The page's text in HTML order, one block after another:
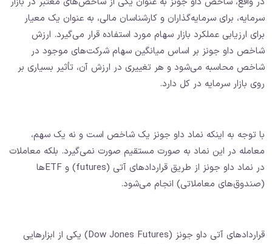
سرمایه، برای سرمایه‌گذاران و کارشناسان مالی، به عنوان یک معیار
برای ارزیابی عملکرد بازار سهام مورد استفاده قرار می‌گیرد. ارزش
شاخص داو جونز بر اساس میانگین سهام شرکت‌های موجود در
شاخص محاسبه می‌شود و هر تغییری در ارزش آن، تأثیر بسیاری بر
روی بازار سرمایه در کل دارد.
با توجه به اینکه نماد داو جونز یک شاخص است و نه یک سهم،
معامله در این نماد به صورت مستقیم صورت نمی‌گیرد. بلکه معاملات
در نماد داو جونز از طریق قراردادهای آتی (futures) و ETFها
(صندوق‌های معاملاتی) انجام می‌شود.
قراردادهای آتی داو جونز (Dow Jones Futures) یکی از ابزارهایی